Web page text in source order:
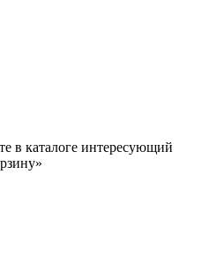
в каталоге интересующий